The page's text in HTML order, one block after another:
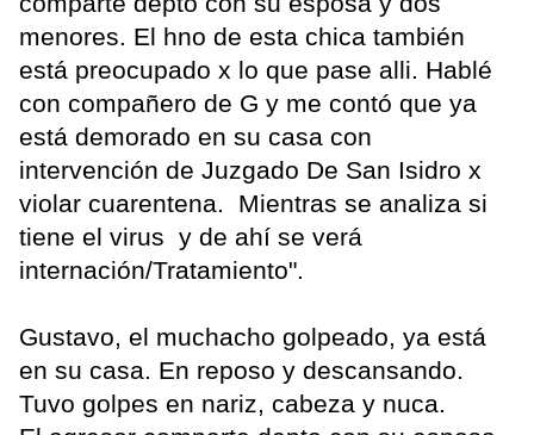
menores. El hno de esta chica también
está preocupado x lo que pase alli. Hablé
con compañero de G y me contó que ya
está demorado en su casa con
intervención de Juzgado De San Isidro x
violar cuarentena. Mientras se analiza si
tiene el virus y de ahí se verá
internación/Tratamiento".
Gustavo, el muchacho golpeado, ya está
en su casa. En reposo y descansando.
Tuvo golpes en nariz, cabeza y nuca.